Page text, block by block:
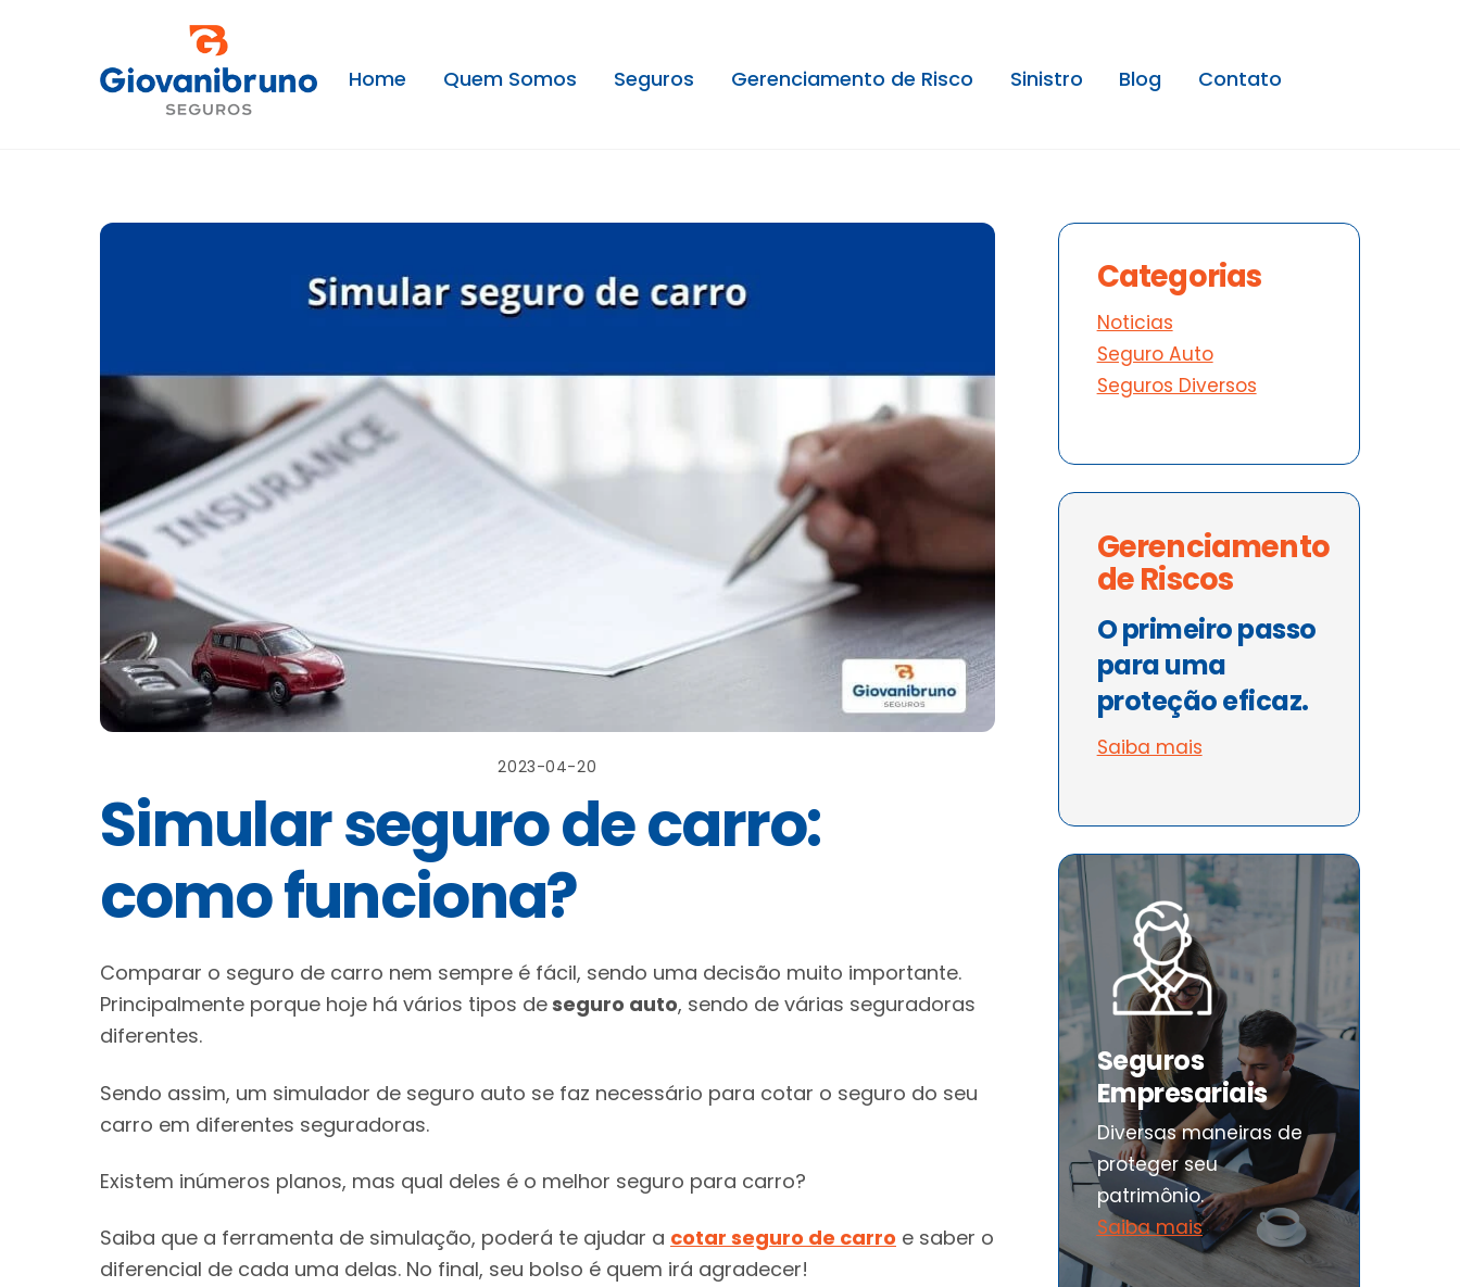
Home Quem Somos Seguros Gerenciamento de Risco Sinistro Blog Contato
2023-04-20
Simular seguro de carro:
como funciona?
Comparar o seguro de carro nem sempre é fácil, sendo uma decisão muito importante.
Principalmente porque hoje há vários tipos deseguro auto, sendo de várias seguradoras
diferentes.
Sendo assim, um simulador de seguro auto se faz necessário para cotar o seguro do seu
carro em diferentes seguradoras.
Existem inúmeros planos, mas qual deles é o melhor seguro para carro?
Saiba que a ferramenta de simulação, poderá te ajudar a cotar seguro de carro e saber o
diferencial de cada uma delas. No final, seu bolso é quem irá agradecer!
Categorias
Noticias
Seguro Auto
Seguros Diversos
Gerenciamento
de Riscos
O primeiro passo
para uma
proteção eficaz.
Saiba mais
Seguros
Empresariais
Diversas maneiras de
proteger seu
patrimônio.
Saiba mais